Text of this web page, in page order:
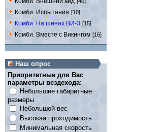
Комби. Испытания [10]
Комби. На шинах ВИ-3 [15]
Комби. Вместе с Викингом [16]
Наш опрос
Приоритетные для Вас
параметры вездехода:
Небольшие габаритные
размеры
Небольшой вес
Высокая проходимость
Минимальная скорость